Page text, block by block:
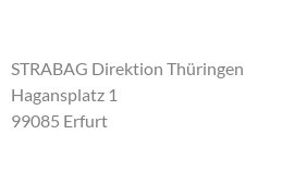
STRABAG Direktion Thüringen
Hagansplatz 1
99085 Erfurt